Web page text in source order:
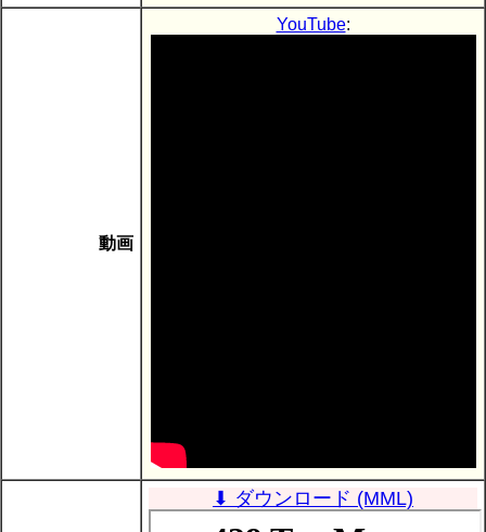
動画
YouTube:
⬇ ダウンロード (MML)